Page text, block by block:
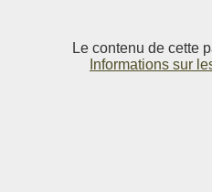
Le contenu de cette
Informations sur